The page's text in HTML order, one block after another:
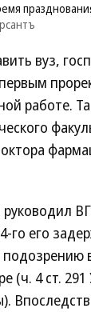
вуз,
работе.
го его
(ч. 4 ст.